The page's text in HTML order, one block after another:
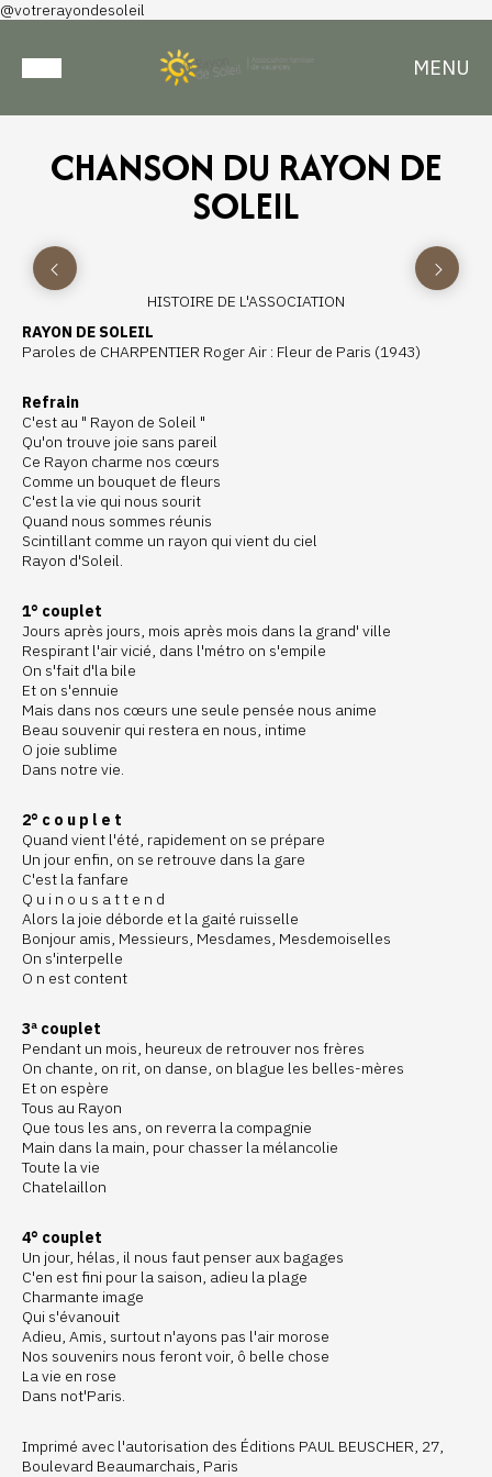
@votrerayondesoleil
MENU
CHANSON DU RAYON DE
SOLEIL
HISTOIRE DE L'ASSOCIATION
RAYON DE SOLEIL
Paroles de CHARPENTIER Roger Air : Fleur de Paris (1943)
Refrain
C'est au " Rayon de Soleil "
Qu'on trouve joie sans pareil
Ce Rayon charme nos cœurs
Comme un bouquet de fleurs
C'est la vie qui nous sourit
Quand nous sommes réunis
Scintillant comme un rayon qui vient du ciel
Rayon d'Soleil.
1° couplet
Jours après jours, mois après mois dans la grand' ville
Respirant l'air vicié, dans l'métro on s'empile
On s'fait d'la bile
Et on s'ennuie
Mais dans nos cœurs une seule pensée nous anime
Beau souvenir qui restera en nous, intime
O joie sublime
Dans notre vie.
2° c o u p l e t
Quand vient l'été, rapidement on se prépare
Un jour enfin, on se retrouve dans la gare
C'est la fanfare
Q u i n o u s a t t e n d
Alors la joie déborde et la gaité ruisselle
Bonjour amis, Messieurs, Mesdames, Mesdemoiselles
On s'interpelle
O n est content
3ª couplet
Pendant un mois, heureux de retrouver nos frères
On chante, on rit, on danse, on blague les belles-mères
Et on espère
Tous au Rayon
Que tous les ans, on reverra la compagnie
Main dans la main, pour chasser la mélancolie
Toute la vie
Chatelaillon
4° couplet
Un jour, hélas, il nous faut penser aux bagages
C'en est fini pour la saison, adieu la plage
Charmante image
Qui s'évanouit
Adieu, Amis, surtout n'ayons pas l'air morose
Nos souvenirs nous feront voir, ô belle chose
La vie en rose
Dans not'Paris.
Imprimé avec l'autorisation des Éditions PAUL BEUSCHER, 27,
Boulevard Beaumarchais, Paris